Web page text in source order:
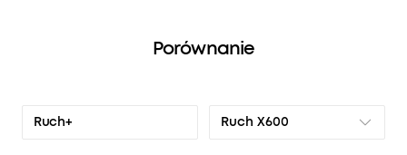
Porównanie
Ruch+ Ruch X600